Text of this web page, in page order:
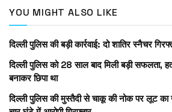
YOU MIGHT ALSO LIKE
दिल्ली पुलिस की बड़ी कार्रवाई: दो शातिर स्नैचर
दिल्ली पुलिस को 28 साल बाद मिली बड़ी सफलता,
बनाकर छिपा था
दिल्ली पुलिस की मुस्तैदी से चाकू की नोक पर लूट